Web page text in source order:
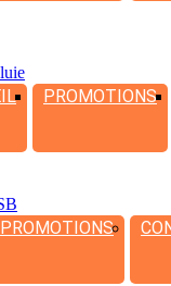
PROMOTIONS
PROMOTIONS